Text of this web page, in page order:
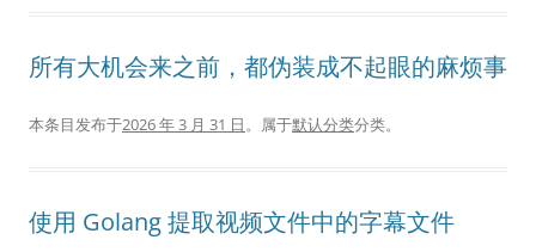
所有大机会来之前，都伪装成不起眼的麻烦事
本条目发布于2026 年 3 月 31 日。属于默认分类分类。
使用 Golang 提取视频文件中的字幕文件